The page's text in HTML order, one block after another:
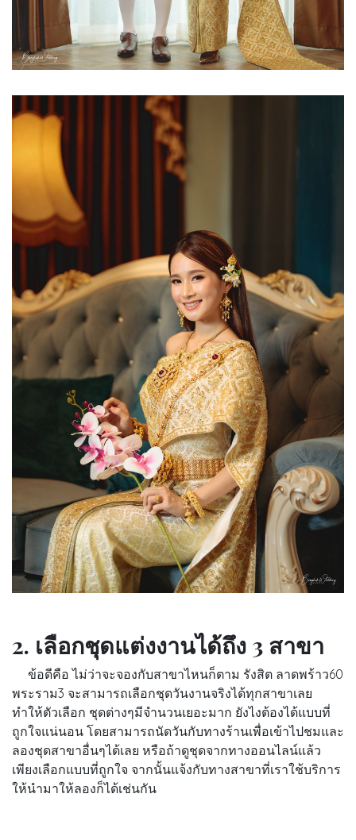
2. เลือกชุดแต่งงานได้ถึง 3 สาขา
ข้อดีคือ ไม่ว่าจะจองกับสาขาไหนก็ตาม รังสิต ลาดพร้าว60
พระราม3 จะสามารถเลือกชุดวันงานจริงได้ทุกสาขาเลย
ทำให้ตัวเลือก ชุดต่างๆมีจำนวนเยอะมาก ยังไงต้องได้แบบที่
ถูกใจแน่นอน โดยสามารถนัดวันกับทางร้านเพื่อเข้าไปชมและ
ลองชุดสาขาอื่นๆได้เลย หรือถ้าดูชุดจากทางออนไลน์แล้ว
เพียงเลือกแบบที่ถูกใจ จากนั้นแจ้งกับทางสาขาที่เราใช้บริการ
ให้นำมาให้ลองก็ได้เช่นกัน